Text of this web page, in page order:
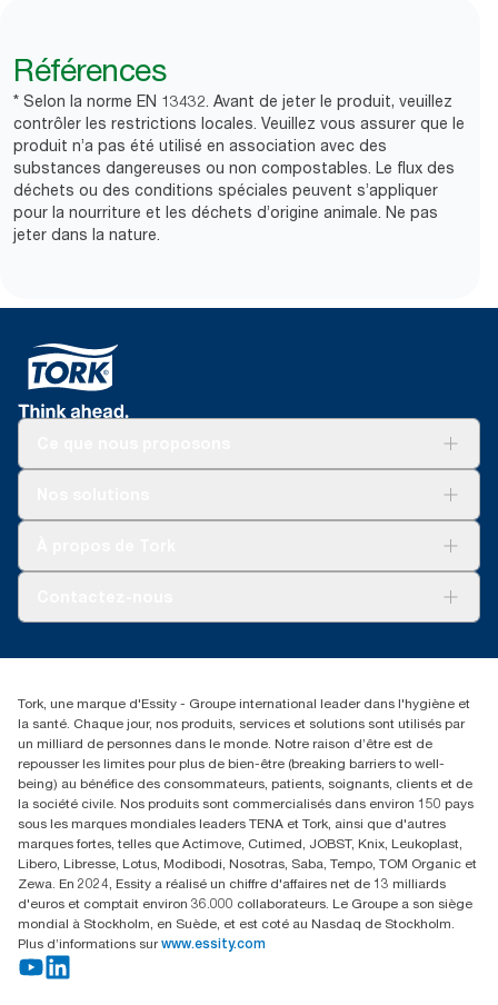
Références
* Selon la norme EN 13432. Avant de jeter le produit, veuillez
contrôler les restrictions locales. Veuillez vous assurer que le
produit n’a pas été utilisé en association avec des
substances dangereuses ou non compostables. Le flux des
déchets ou des conditions spéciales peuvent s’appliquer
pour la nourriture et les déchets d’origine animale. Ne pas
jeter dans la nature.
01 85 07 92 00
Tork, une marque d'Essity - Groupe international leader dans l'hygiène et
la santé. Chaque jour, nos produits, services et solutions sont utilisés par
un milliard de personnes dans le monde. Notre raison d’être est de
repousser les limites pour plus de bien-être (breaking barriers to well-
being) au bénéfice des consommateurs, patients, soignants, clients et de
la société civile. Nos produits sont commercialisés dans environ 150 pays
sous les marques mondiales leaders TENA et Tork, ainsi que d'autres
marques fortes, telles que Actimove, Cutimed, JOBST, Knix, Leukoplast,
Libero, Libresse, Lotus, Modibodi, Nosotras, Saba, Tempo, TOM Organic et
Zewa. En 2024, Essity a réalisé un chiffre d'affaires net de 13 milliards
d'euros et comptait environ 36.000 collaborateurs. Le Groupe a son siège
mondial à Stockholm, en Suède, et est coté au Nasdaq de Stockholm.
Plus d’informations sur www.essity.com